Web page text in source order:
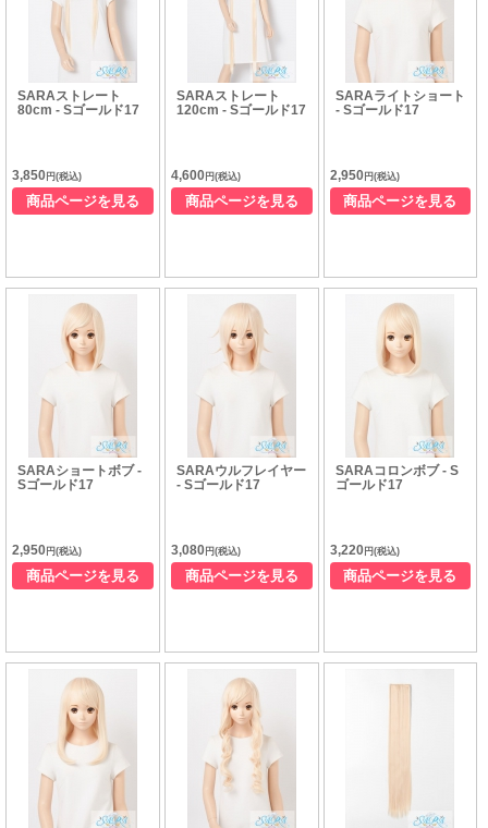
SARAストレート
80cm - Sゴールド17
3,850 円(税込)
商品ページを見る
SARAストレート
120cm - Sゴールド17
4,600円(税込)
商品ページを見る
SARAライトショート
- Sゴールド17
2,950円(税込)
商品ページを見る
SARAショートボブ -
Sゴールド17
2,950 円(税込)
商品ページを見る
SARAウルフレイヤー
- Sゴールド17
3,080円(税込)
商品ページを見る
SARAコロンボブ - S
ゴールド17
3,220円(税込)
商品ページを見る